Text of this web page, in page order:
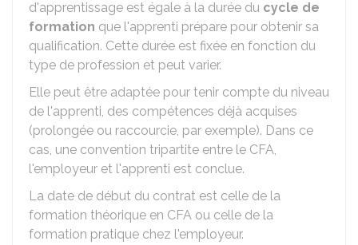
d'apprentissage est égale à la durée du cycle de
formation que l'apprenti prépare pour obtenir sa
qualification. Cette durée est fixée en fonction du
type de profession et peut varier.
Elle peut être adaptée pour tenir compte du niveau
de l'apprenti, des compétences déjà acquises
(prolongée ou raccourcie, par exemple). Dans ce
cas, une convention tripartite entre le CFA,
l'employeur et l'apprenti est conclue.
La date de début du contrat est celle de la
formation théorique en CFA ou celle de la
formation pratique chez l'employeur.